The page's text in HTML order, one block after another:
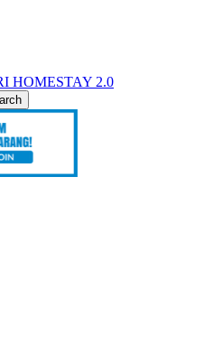
HOMESTAY 2.0